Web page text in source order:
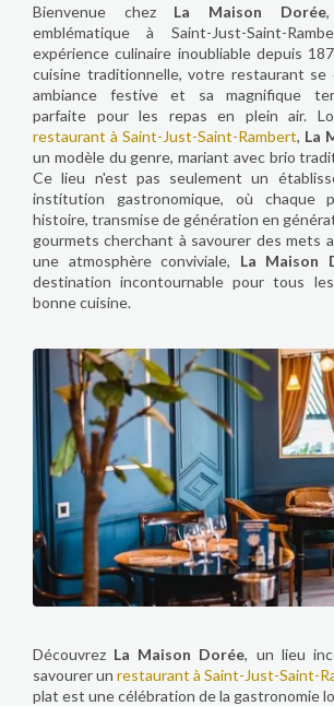
Bienvenue chez La Maison Dorée
emblématique à Saint-Just-Saint-
expérience culinaire inoubliable depuis
cuisine traditionnelle, votre restaurant se
ambiance festive et sa magnifique
parfaite pour les repas en plein air.
restaurant à Saint-Just-Saint-Rambert, La
un modèle du genre, mariant avec brio
Ce lieu n'est pas seulement un
institution gastronomique, où chaque
histoire, transmise de génération en
gourmets cherchant à savourer des mets
une atmosphère conviviale, La Maison
destination incontournable pour tous
bonne cuisine.
Découvrez La Maison Dorée, un lieu
savourer un restaurant à Saint-Just-Saint-
plat est une célébration de la gastronomie